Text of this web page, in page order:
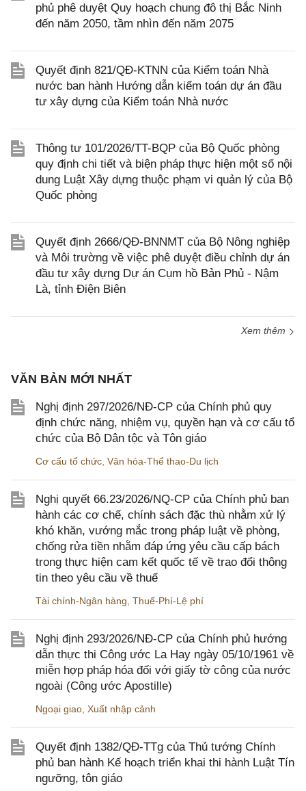
phủ phê duyệt Quy hoạch chung đô thị Bắc Ninh
đến năm 2050, tầm nhìn đến năm 2075
Quyết định 821/QĐ-KTNN của Kiểm toán Nhà
nước ban hành Hướng dẫn kiểm toán dự án đầu
tư xây dựng của Kiểm toán Nhà nước
Thông tư 101/2026/TT-BQP của Bộ Quốc phòng
quy định chi tiết và biện pháp thực hiện một số nội
dung Luật Xây dựng thuộc phạm vi quản lý của Bộ
Quốc phòng
Quyết định 2666/QĐ-BNNMT của Bộ Nông nghiệp
và Môi trường về việc phê duyệt điều chỉnh dự án
đầu tư xây dựng Dự án Cụm hồ Bản Phủ - Nậm
Là, tỉnh Điện Biên
Xem thêm
VĂN BẢN MỚI NHẤT
Nghị định 297/2026/NĐ-CP của Chính phủ quy
định chức năng, nhiệm vụ, quyền hạn và cơ cấu tổ
chức của Bộ Dân tộc và Tôn giáo
Cơ cấu tổ chức, Văn hóa-Thể thao-Du lịch
Nghị quyết 66.23/2026/NQ-CP của Chính phủ ban
hành các cơ chế, chính sách đặc thù nhằm xử lý
khó khăn, vướng mắc trong pháp luật về phòng,
chống rửa tiền nhằm đáp ứng yêu cầu cấp bách
trong thực hiện cam kết quốc tế về trao đổi thông
tin theo yêu cầu về thuế
Tài chính-Ngân hàng, Thuế-Phí-Lệ phí
Nghị định 293/2026/NĐ-CP của Chính phủ hướng
dẫn thực thi Công ước La Hay ngày 05/10/1961 về
miễn hợp pháp hóa đối với giấy tờ công của nước
ngoài (Công ước Apostille)
Ngoại giao, Xuất nhập cảnh
Quyết định 1382/QĐ-TTg của Thủ tướng Chính
phủ ban hành Kế hoạch triển khai thi hành Luật Tín
ngưỡng, tôn giáo